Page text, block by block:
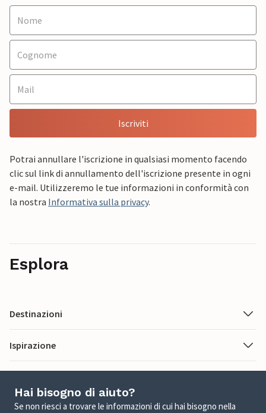
Iscriviti
Potrai annullare l'iscrizione in qualsiasi momento facendo
clic sul link di annullamento dell'iscrizione presente in ogni
e-mail. Utilizzeremo le tue informazioni in conformità con
la nostra Informativa sulla privacy.
Esplora
Destinazioni
Ispirazione
Hai bisogno di aiuto?
Se non riesci a trovare le informazioni di cui hai bisogno nella